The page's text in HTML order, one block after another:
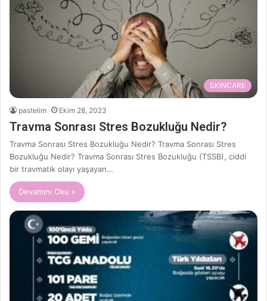
SKINCARE
pastelim Ekim 28, 2023
Travma Sonrası Stres Bozukluğu Nedir?
Travma Sonrası Stres Bozukluğu Nedir? Travma Sonrası Stres
Bozukluğu Nedir? Travma Sonrası Stres Bozukluğu (TSSB), ciddi
bir travmatik olayı yaşayan…
Devamını Oku »